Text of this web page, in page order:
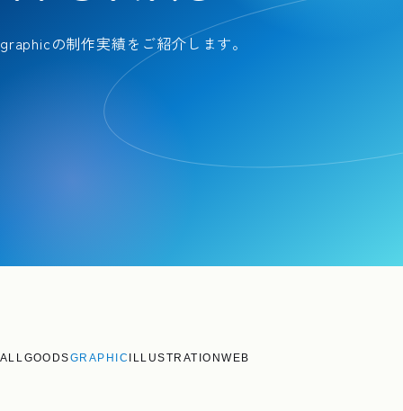
graphicの制作実績をご紹介します。
ALL GOODSGRAPHIC ILLUSTRATIONWEB